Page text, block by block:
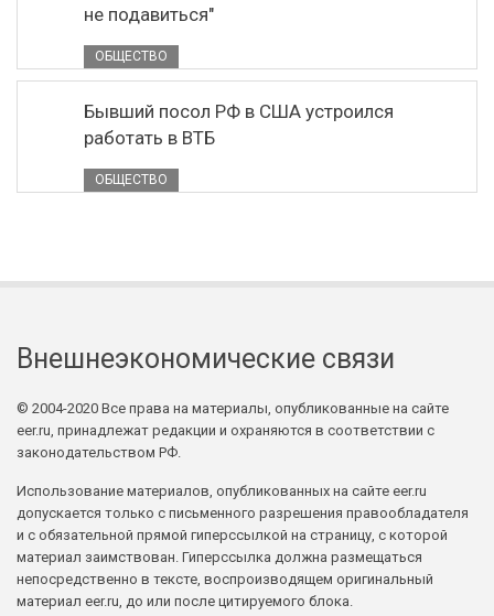
не подавиться"
ОБЩЕСТВО
Бывший посол РФ в США устроился
работать в ВТБ
ОБЩЕСТВО
Внешнеэкономические связи
© 2004-2020 Все права на материалы, опубликованные на сайте
eer.ru, принадлежат редакции и охраняются в соответствии с
законодательством РФ.
Использование материалов, опубликованных на сайте eer.ru
допускается только с письменного разрешения правообладателя
и с обязательной прямой гиперссылкой на страницу, с которой
материал заимствован. Гиперссылка должна размещаться
непосредственно в тексте, воспроизводящем оригинальный
материал eer.ru, до или после цитируемого блока.